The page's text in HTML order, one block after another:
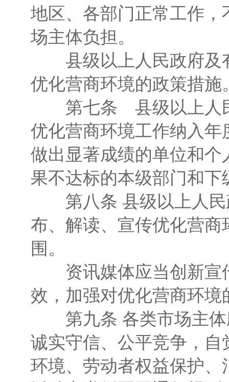
地区、各部门正常工作
场主体负担。
县级以上人民政府及
优化营商环境的政策措施
第七条 县级以上人民
优化营商环境工作纳入
做出显著成绩的单位和
果不达标的本级部门和
第八条 县级以上人民
布、解读、宣传优化营
围。
资讯媒体应当创新宣
效，加强对优化营商环境
第九条 各类市场主体
诚实守信、公平竞争，
环境、劳动者权益保护